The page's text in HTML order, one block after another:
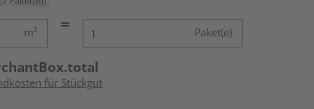
m² Paket(e)
für Stückgut